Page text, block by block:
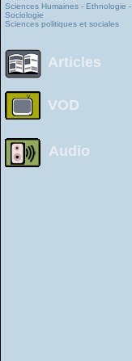
Sciences Humaines - Ethnologie -
Sociologie
Sciences politiques et sociales
Articles
VOD
Audio